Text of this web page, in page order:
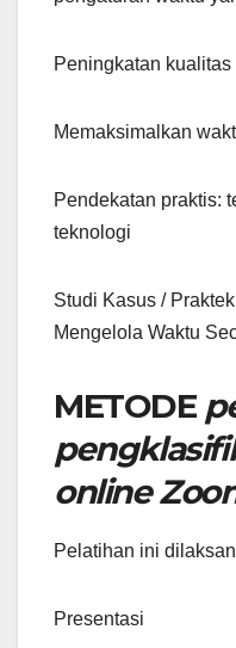
Peningkatan
Memaksimalkan
Pendekatan praktis:
teknologi
Studi Kasus /
Mengelola Waktu
METODE
online
Pelatihan ini
Presentasi